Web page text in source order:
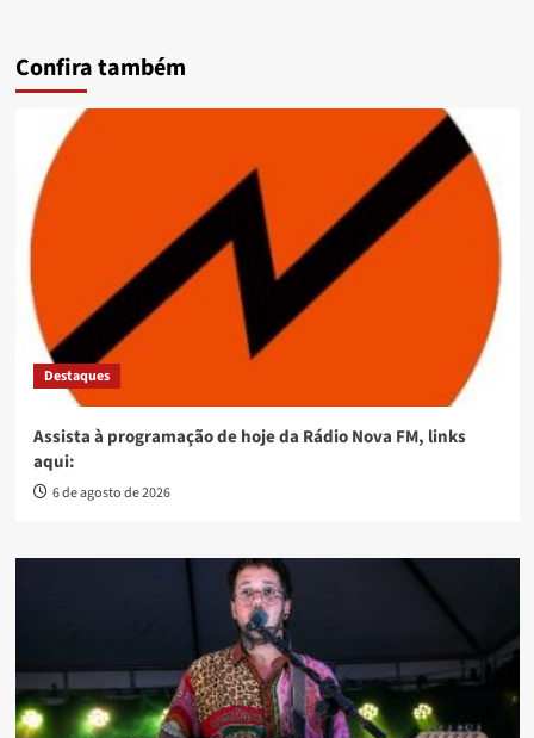
Confira também
Destaques
Assista à programação de hoje da Rádio Nova FM, links
aqui:
6 de agosto de 2026